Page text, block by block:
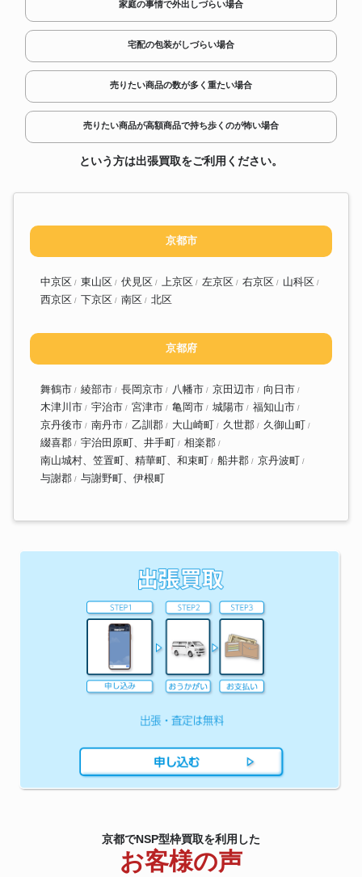
家庭の事情で外出しづらい場合
宅配の包装がしづらい場合
売りたい商品の数が多く重たい場合
売りたい商品が高額商品で持ち歩くのが怖い場合
という方は出張買取をご利用ください。
京都市
中京区 東山区 伏見区 上京区 左京区 右京区
山科区
西京区
下京区 南区 北区
京都府
舞鶴市 綾部市 長岡京市 八幡市 京田辺市
向日市
木津川市
宇治市 宮津市 亀岡市 城陽市
福知山市
京丹後市
南丹市 乙訓郡 大山崎町 久世郡
久御山町
綴喜郡
宇治田原町、井手町
相楽郡
南山城村、笠置町、精華町、和束町
船井郡
京丹波町
与謝郡
与謝野町、伊根町
京都でNSP型枠買取を利用した
お客様の声